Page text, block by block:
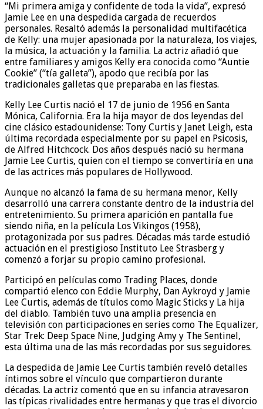
“Mi primera amiga y confidente de toda la vida”, expresó
Jamie Lee en una despedida cargada de recuerdos
personales. Resaltó además la personalidad multifacética
de Kelly: una mujer apasionada por la naturaleza, los viajes,
la música, la actuación y la familia. La actriz añadió que
entre familiares y amigos Kelly era conocida como “Auntie
Cookie” (“tía galleta”), apodo que recibía por las
tradicionales galletas que preparaba en las fiestas.
Kelly Lee Curtis nació el 17 de junio de 1956 en Santa
Mónica, California. Era la hija mayor de dos leyendas del
cine clásico estadounidense: Tony Curtis y Janet Leigh, esta
última recordada especialmente por su papel en Psicosis,
de Alfred Hitchcock. Dos años después nació su hermana
Jamie Lee Curtis, quien con el tiempo se convertiría en una
de las actrices más populares de Hollywood.
Aunque no alcanzó la fama de su hermana menor, Kelly
desarrolló una carrera constante dentro de la industria del
entretenimiento. Su primera aparición en pantalla fue
siendo niña, en la película Los Vikingos (1958),
protagonizada por sus padres. Décadas más tarde estudió
actuación en el prestigioso Instituto Lee Strasberg y
comenzó a forjar su propio camino profesional.
Participó en películas como Trading Places, donde
compartió elenco con Eddie Murphy, Dan Aykroyd y Jamie
Lee Curtis, además de títulos como Magic Sticks y La hija
del diablo. También tuvo una amplia presencia en
televisión con participaciones en series como The Equalizer,
Star Trek: Deep Space Nine, Judging Amy y The Sentinel,
esta última una de las más recordadas por sus seguidores.
La despedida de Jamie Lee Curtis también reveló detalles
íntimos sobre el vínculo que compartieron durante
décadas. La actriz comentó que en su infancia atravesaron
las típicas rivalidades entre hermanas y que tras el divorcio